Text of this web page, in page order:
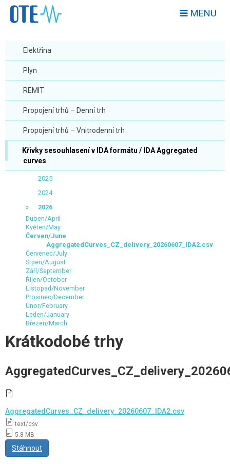
MENU
Elektřina
Plyn
REMIT
Propojení trhů – Denní trh
Propojení trhů – Vnitrodenní trh
Křivky sesouhlasení v IDA formátu / IDA Aggregated
curves
2025
2024
2026
Duben/April
Květen/May
Červen/June
AggregatedCurves_CZ_delivery_20260607_IDA2.csv
Červenec/July
Srpen/August
Září/September
Říjen/October
Listopad/November
Prosinec/December
Únor/February
Leden/January
Březen/March
Krátkodobé trhy
AggregatedCurves_CZ_delivery_20260607_IDA2.csv
text/csv
5.8 MB
Stáhnout